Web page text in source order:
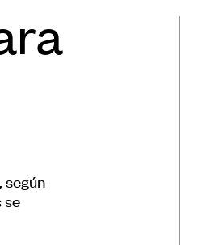
según
se